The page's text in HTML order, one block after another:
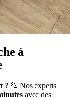
à
? 💦 Nos experts
avec des